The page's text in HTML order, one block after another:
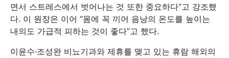
면서 스트레스에서 벗어나는 것 또한 중요하다”고 강조했
다. 이 원장은 이어 “몸에 꼭 끼어 음낭의 온도를 높이는
내의도 가급적 피하는 것이 좋다”고 했다.
이윤수·조성완 비뇨기과와 제휴를 맺고 있는 휴람 해외의